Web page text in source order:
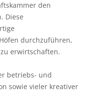
den
Diese
durchzuführen,
erwirtschaften.
betriebs- und
sowie vieler kreativer